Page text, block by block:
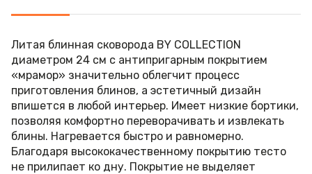
Литая блинная сковорода BY COLLECTION
диаметром 24 см с антипригарным покрытием
«мрамор» значительно облегчит процесс
приготовления блинов, а эстетичный дизайн
впишется в любой интерьер. Имеет низкие бортики,
позволяя комфортно переворачивать и извлекать
блины. Нагревается быстро и равномерно.
Благодаря высококачественному покрытию тесто
не прилипает ко дну. Покрытие не выделяет